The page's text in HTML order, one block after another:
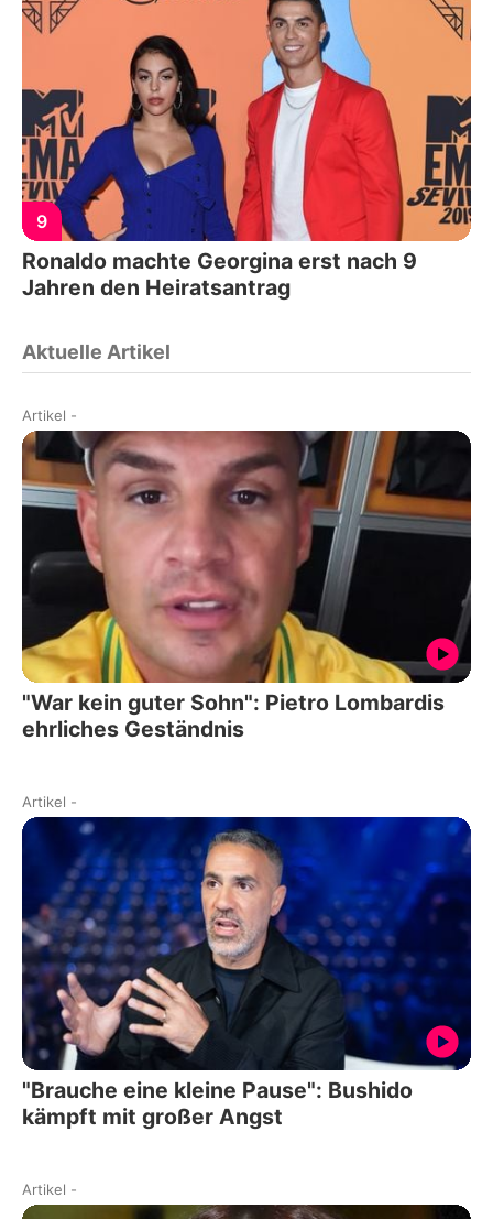
9
Ronaldo machte Georgina erst nach 9
Jahren den Heiratsantrag
Aktuelle Artikel
Artikel -
"War kein guter Sohn": Pietro Lombardis
ehrliches Geständnis
Artikel -
"Brauche eine kleine Pause": Bushido
kämpft mit großer Angst
Artikel -